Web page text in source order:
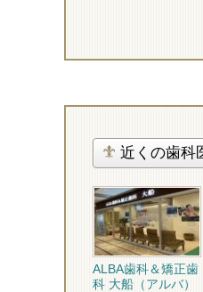
近くの歯科
ALBA歯科＆矯正歯
科 大船（アルバ）